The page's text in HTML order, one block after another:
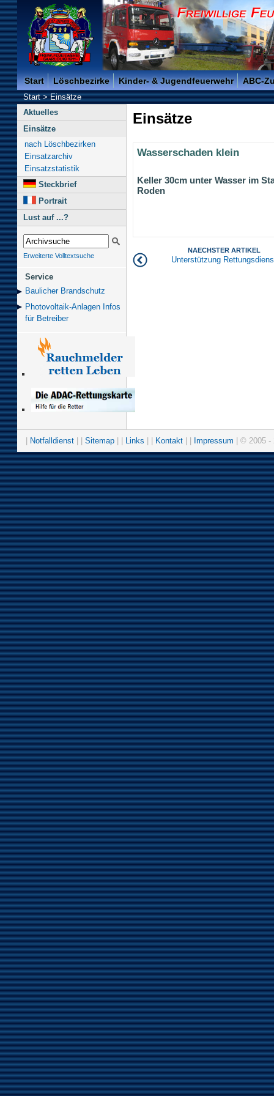
Freiwillige Feuerwehr der Kreisstadt Saarlouis -
Start Löschbezirke Kinder- & Jugendfeuerwehr ABC-
Start>Einsätze
Aktuelles
Einsätze
nach Löschbezirken
Einsatzarchiv
Einsatzstatistik
Steckbrief
Portrait
Lust auf ...?
Erweiterte Volltextsuche
Service
Baulicher Brand­schutz
Photovoltaik-Anlagen Infos
für Betreiber
Einsätze
Wasserschaden klein
Keller 30cm unter Wasser im
Roden
NAECHSTER ARTIKEL
Unterstützung
Notfalldienst Sitemap Links Kontakt Impressum | © 2005 -